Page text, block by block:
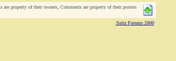
property of their owners, Comments are property of their posters
Snitz Forums 2000